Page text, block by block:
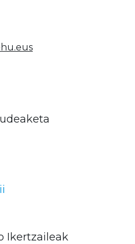
Ikertzaileak